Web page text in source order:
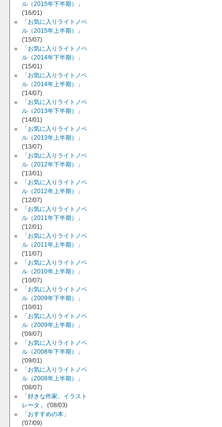
ル（2015年下半期）」
('16/01)
「お気に入りライトノベ
ル（2015年上半期）」
('15/07)
「お気に入りライトノベ
ル（2014年下半期）」
('15/01)
「お気に入りライトノベ
ル（2014年上半期）」
('14/07)
「お気に入りライトノベ
ル（2013年下半期）」
('14/01)
「お気に入りライトノベ
ル（2013年上半期）」
('13/07)
「お気に入りライトノベ
ル（2012年下半期）」
('13/01)
「お気に入りライトノベ
ル（2012年上半期）」
('12/07)
「お気に入りライトノベ
ル（2011年下半期）」
('12/01)
「お気に入りライトノベ
ル（2011年上半期）」
('11/07)
「お気に入りライトノベ
ル（2010年上半期）」
('10/07)
「お気に入りライトノベ
ル（2009年下半期）」
('10/01)
「お気に入りライトノベ
ル（2009年上半期）」
('09/07)
「お気に入りライトノベ
ル（2008年下半期）」
('09/01)
「お気に入りライトノベ
ル（2008年上半期）」
('08/07)
「好きな作家、イラスト
レータ」
('08/03)
「おすすめの本」
('07/09)